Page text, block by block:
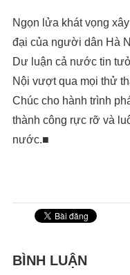
Ngọn lửa khát vọng
đại của người dân Hà
Dư luận cả nước tin
Nội vượt qua mọi thử
Chúc cho hành trình
thành công rực rỡ và
nước.■
BÌNH LUẬN